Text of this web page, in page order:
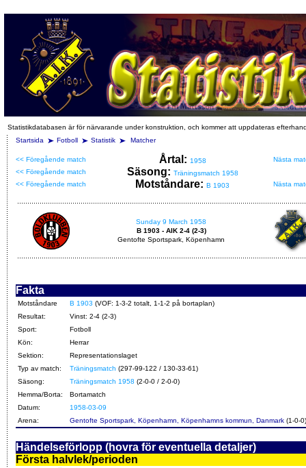
Statistikdatabasen är för närvarande under konstruktion, och kommer att uppdateras
Startsida
Fotboll Statistik Matcher
<< Föregående match Årtal: 1958
Nästa
<< Föregående match
Säsong: Träningsmatch 1958
<< Föregående match
Motståndare: B 1903 Nästa
Sunday 9 March 1958
B 1903 - AIK 2-4 (2-3)
Gentofte Sportspark, Köpenhamn
Fakta
Motståndare B 1903 (VOF: 1-3-2 totalt, 1-1-2 på bortaplan)
Resultat:
Vinst: 2-4 (2-3)
Sport:
Fotboll
Kön:
Herrar
Sektion:
Representationslaget
Typ av match:
Träningsmatch (297-99-122 / 130-33-61)
Säsong:
Träningsmatch 1958 (2-0-0 / 2-0-0)
Hemma/Borta:
Bortamatch
Datum:
1958-03-09
Arena:
Gentofte Sportspark, Köpenhamn, Köpenhamns kommun, Danmark (1-0-0)
Händelseförlopp (hovra för eventuella detaljer)
Första halvlek/perioden